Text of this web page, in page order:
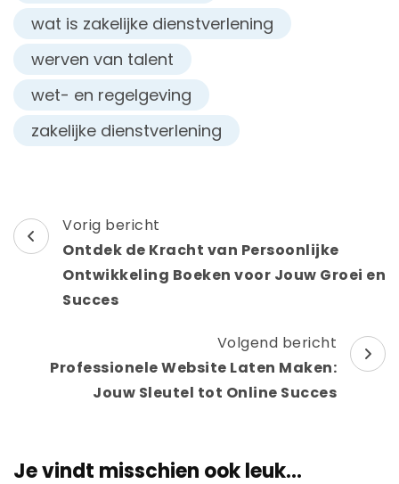
wat is zakelijke dienstverlening
werven van talent
wet- en regelgeving
zakelijke dienstverlening
Berichtnavigatie
Vorig bericht
Ontdek de Kracht van Persoonlijke
Ontwikkeling Boeken voor Jouw Groei en
Succes
Volgend bericht
Professionele Website Laten Maken:
Jouw Sleutel tot Online Succes
Je vindt misschien ook leuk...